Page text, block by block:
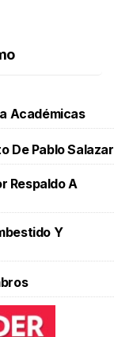
Académicas
De Pablo Salazar
Respaldo A
Y